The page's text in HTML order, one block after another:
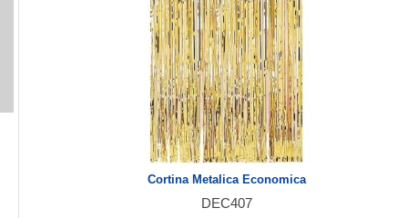
Cortina Metalica Economica
DEC407